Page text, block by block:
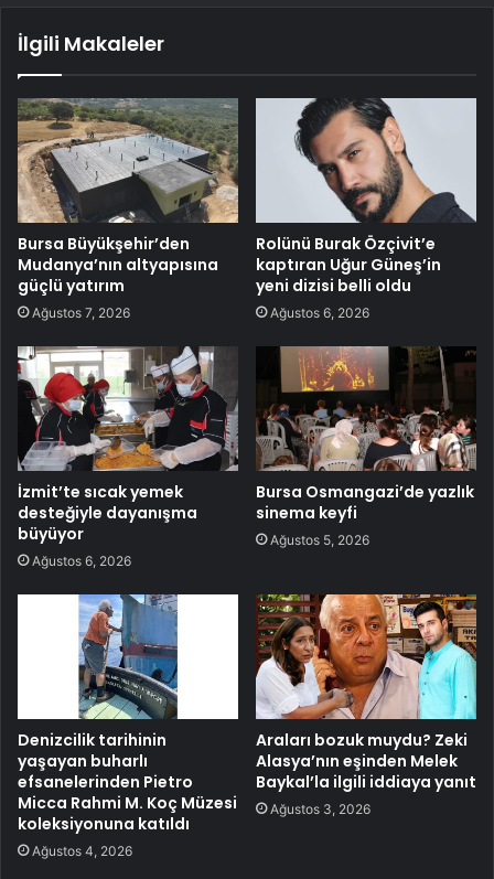
İlgili Makaleler
Bursa Büyükşehir’den
Mudanya’nın altyapısına
güçlü yatırım
Ağustos 7, 2026
Rolünü Burak Özçivit’e
kaptıran Uğur Güneş’in
yeni dizisi belli oldu
Ağustos 6, 2026
İzmit’te sıcak yemek
desteğiyle dayanışma
büyüyor
Ağustos 6, 2026
Bursa Osmangazi’de yazlık
sinema keyfi
Ağustos 5, 2026
Denizcilik tarihinin
yaşayan buharlı
efsanelerinden Pietro
Micca Rahmi M. Koç Müzesi
koleksiyonuna katıldı
Ağustos 4, 2026
Araları bozuk muydu? Zeki
Alasya’nın eşinden Melek
Baykal’la ilgili iddiaya yanıt
Ağustos 3, 2026